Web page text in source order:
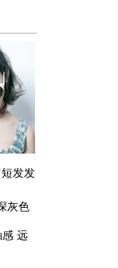
发发
灰色
灰色
感 远